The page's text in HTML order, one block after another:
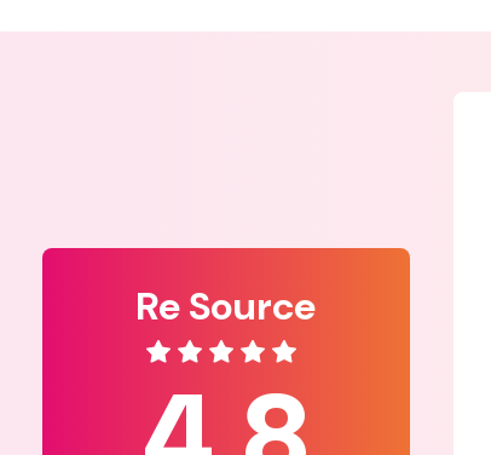
Re Source